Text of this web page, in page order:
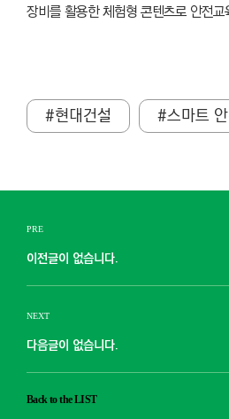
장비를 활용한 체험형 콘텐츠로 안전
#현대건설 #스마트
PRE
이전글이 없습니다.
NEXT
다음글이 없습니다.
Back to the LIST